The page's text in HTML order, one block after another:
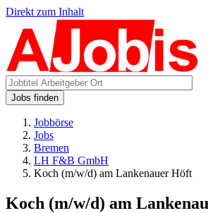
Direkt zum Inhalt
Jobs finden
Jobbörse
Jobs
Bremen
LH F&B GmbH
Koch (m/w/d) am Lankenauer Höft
Koch (m/w/d) am